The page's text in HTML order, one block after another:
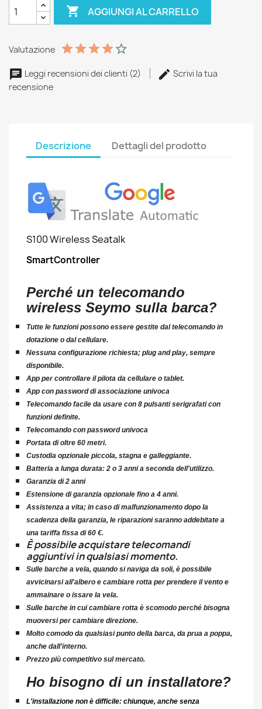
 AGGIUNGI AL CARRELLO
Valutazione
Leggi recensioni dei clienti (2)
Scrivi la tua
recensione
Descrizione Dettagli del prodotto
S100 Wireless Seatalk
SmartController
Perché un telecomando
wireless Seymo sulla barca?
Tutte le funzioni possono essere gestite dal telecomando in
dotazione o dal cellulare.
Nessuna configurazione richiesta; plug and play, sempre
disponibile.
App per controllare il pilota da cellulare o tablet.
App con password di associazione univoca
Telecomando facile da usare con 8 pulsanti serigrafati con
funzioni definite.
Telecomando con password univoca
Portata di oltre 60 metri.
Custodia opzionale piccola, stagna e galleggiante.
Batteria a lunga durata: 2 o 3 anni a seconda dell'utilizzo.
Garanzia di 2 anni
Estensione di garanzia opzionale fino a 4 anni.
Assistenza a vita; in caso di malfunzionamento dopo la
scadenza della garanzia, le riparazioni saranno addebitate a
una tariffa fissa di 60 €.
È possibile acquistare telecomandi
aggiuntivi in ​​qualsiasi momento.
Sulle barche a vela, quando si naviga da soli, è possibile
avvicinarsi all'albero e cambiare rotta per prendere il vento e
ammainare o issare la vela.
Sulle barche in cui cambiare rotta è scomodo perché bisogna
muoversi per cambiare direzione.
Molto comodo da qualsiasi punto della barca, da prua a poppa,
anche dall'interno.
Prezzo più competitivo sul mercato.
Ho bisogno di un installatore?
L'installazione non è difficile: chiunque, anche senza